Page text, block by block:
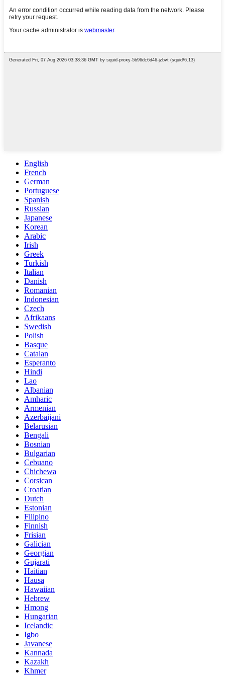
English
French
German
Portuguese
Spanish
Russian
Japanese
Korean
Arabic
Irish
Greek
Turkish
Italian
Danish
Romanian
Indonesian
Czech
Afrikaans
Swedish
Polish
Basque
Catalan
Esperanto
Hindi
Lao
Albanian
Amharic
Armenian
Azerbaijani
Belarusian
Bengali
Bosnian
Bulgarian
Cebuano
Chichewa
Corsican
Croatian
Dutch
Estonian
Filipino
Finnish
Frisian
Galician
Georgian
Gujarati
Haitian
Hausa
Hawaiian
Hebrew
Hmong
Hungarian
Icelandic
Igbo
Javanese
Kannada
Kazakh
Khmer